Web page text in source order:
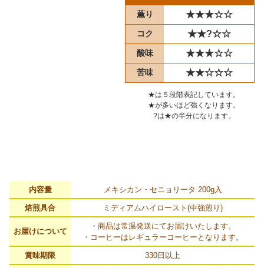
薫り
★★★☆☆
コク ★★?☆☆
酸味 ★★★☆☆
苦味 ★★☆☆☆
★は５段階表記しています。
★が多いほど強くなります。
?は★の半分になります。
内容量 メキシカン・セニョリータ 200g入
焙煎具合 ミディアムハイロースト(中強煎り)
お届けについて
・商品は常温発送にてお届けいたします。
・コーヒーはレギュラーコーヒーとなります。
賞味期限 330日以上